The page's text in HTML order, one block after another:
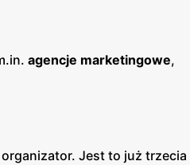
agencje marketingowe,
Jest to już trzecia